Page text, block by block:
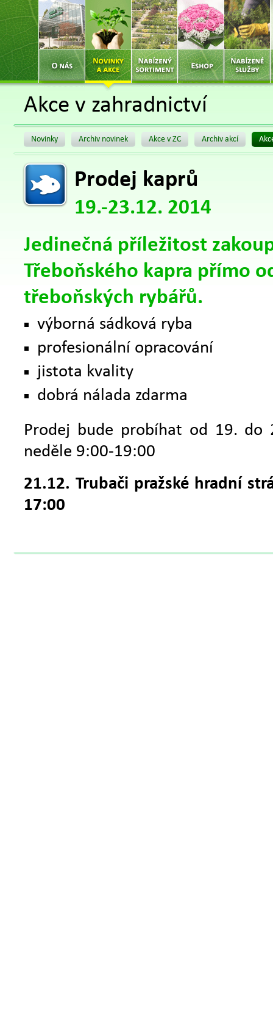
Akce v zahradnictví
Novinky Archiv novinek Akce v ZC Archiv akcí
Prodej kaprů
19.-23.12. 2014
Jedinečná příležitost
Třeboňského kapra přímo
třeboňských rybářů.
výborná sádková ryba
profesionální opracování
jistota kvality
dobrá nálada zdarma
Prodej bude probíhat od 19. do
neděle 9:00-19:00
21.12. Trubači pražské hradní
17:00